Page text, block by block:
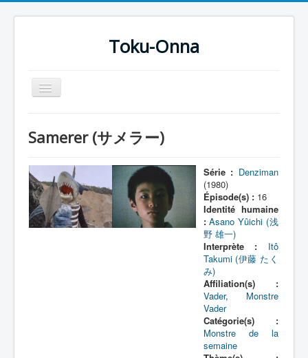
Toku-Onna
Basculer
la
Toku-Actrices
Toku-Critiques
Séries
Films
Denshi sentai Denziman (電子 戦
隊 デンジマン) = Escadron
Samerer (サメラー)
Série : Denziman
(1980)
Épisode(s) :16
Identité humaine
: Asano Yûichi (浅
野 雄一)
Interprète :
Itô
Takumi (伊藤 たく
み)
Affiliation(s) :
Vader, Monstre
Vader
Catégorie(s) :
Monstre de la
semaine